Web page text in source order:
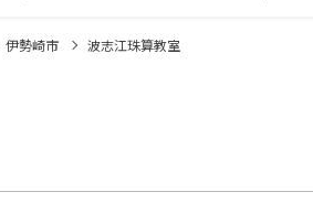
伊勢崎市 波志江珠算教室